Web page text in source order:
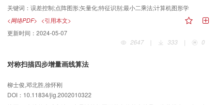
图的误差，科学地确定了阈值，提出了评价识别结果的判别式，为自动实现矢
量化，还提出了点阵图形矢量化的新方法-双向滚动最小二第六识别法，导出递
推公式，本文给出的评判式科学准确。提出的矢量化方法快捷高效，具有通用
性。
关键词： 误差控制;点阵图形;矢量化;特征识别;最小二乘法;计算机图形学
<网络PDF> <引用本文>
更新时间： 2024-05-07
2647
| 333 | 0
对称扫描四步增量画线算法
柳士俊,邓北胜,徐怀刚
DOI：10.11834/jig.2002010322